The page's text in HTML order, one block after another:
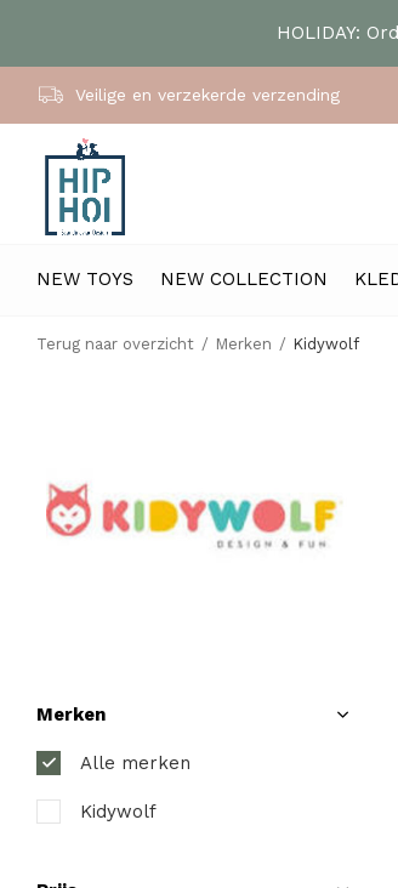
NEW TOYS NEW COLLECTION
Veilige en verzekerde verzending
HOLIDAY:
Terug naar overzicht Merken Kidywolf
Merken
Alle merken
Kidywolf